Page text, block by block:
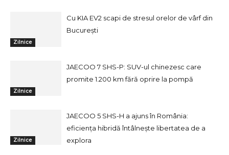
Zilnice
Cu KIA EV2 scapi de stresul orelor de vârf din
București
Zilnice
JAECOO 7 SHS-P: SUV-ul chinezesc care
promite 1.200 km fără oprire la pompă
Zilnice
JAECOO 5 SHS-H a ajuns în România:
eficiența hibridă întâlnește libertatea de a
explora